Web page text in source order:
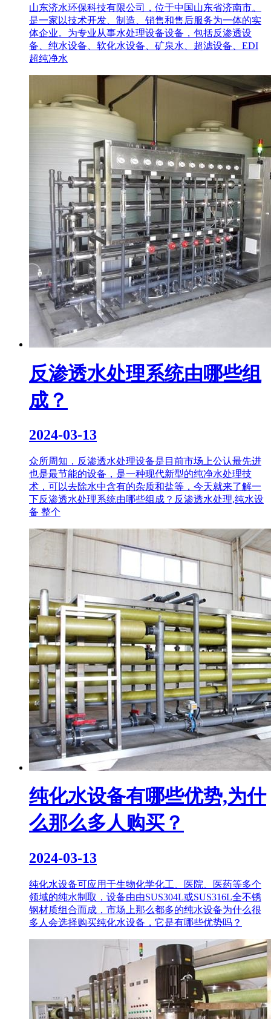
山东济水环保科技有限公司，位于中国山东省济南市。
是一家以技术开发、制造、销售和售后服务为一体的实
体企业。为专业从事水处理设备设备，包括反渗透设
备、纯水设备、软化水设备、矿泉水、超滤设备、EDI
超纯净水
反渗透水处理系统由哪些组
成？
2024-03-13
众所周知，反渗透水处理设备是目前市场上公认最先进
也是最节能的设备，是一种现代新型的纯净水处理技
术，可以去除水中含有的杂质和盐等，今天就来了解一
下反渗透水处理系统由哪些组成？反渗透水处理,纯水设
备 整个
纯化水设备有哪些优势,为什
么那么多人购买？
2024-03-13
纯化水设备可应用于生物化学化工、医院、医药等多个
领域的纯水制取，设备由由SUS304L或SUS316L全不锈
钢材质组合而成，市场上那么都多的纯水设备为什么很
多人会选择购买纯化水设备，它是有哪些优势吗？